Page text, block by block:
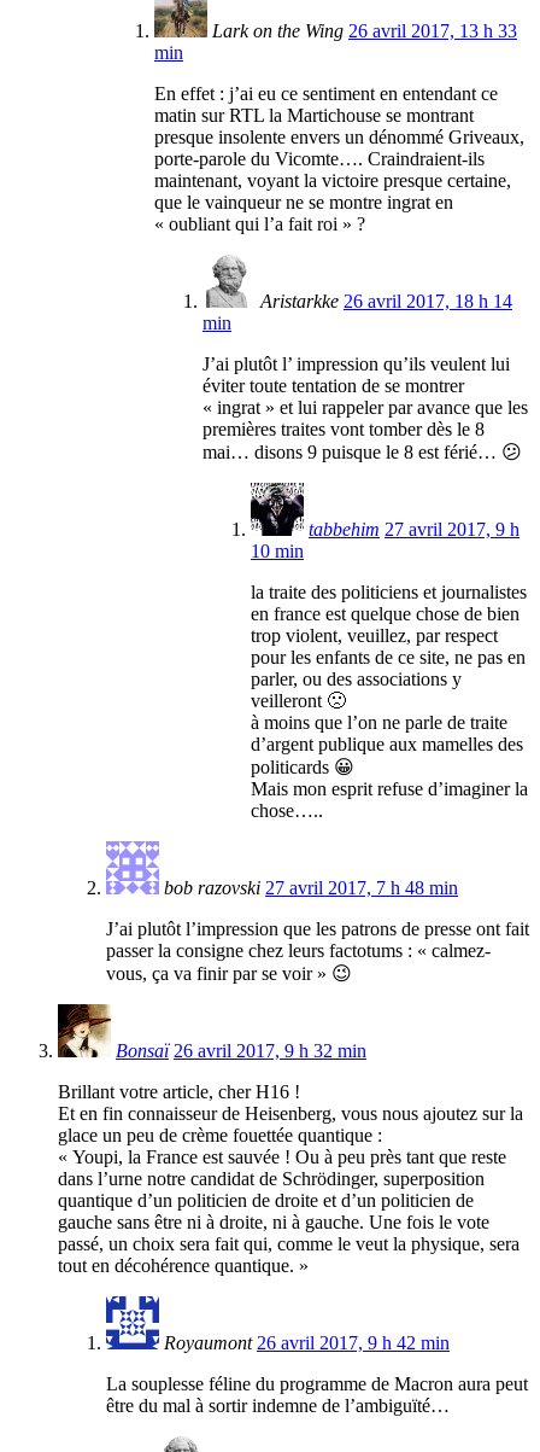
Lark on the Wing 26 avril 2017, 13 h 33
min
En effet : j’ai eu ce sentiment en entendant ce
matin sur RTL la Martichouse se montrant
presque insolente envers un dénommé Griveaux,
porte-parole du Vicomte…. Craindraient-ils
maintenant, voyant la victoire presque certaine,
que le vainqueur ne se montre ingrat en
« oubliant qui l’a fait roi » ?
Aristarkke 26 avril 2017, 18 h 14
min
J’ai plutôt l’ impression qu’ils veulent lui
éviter toute tentation de se montrer
« ingrat » et lui rappeler par avance que les
premières traites vont tomber dès le 8
mai… disons 9 puisque le 8 est férié… 😕
tabbehim 27 avril 2017, 9 h
10 min
la traite des politiciens et journalistes
en france est quelque chose de bien
trop violent, veuillez, par respect
pour les enfants de ce site, ne pas en
parler, ou des associations y
veilleront 🙁
à moins que l’on ne parle de traite
d’argent publique aux mamelles des
politicards 😀
Mais mon esprit refuse d’imaginer la
chose…..
bob razovski 27 avril 2017, 7 h 48 min
J’ai plutôt l’impression que les patrons de presse ont fait
passer la consigne chez leurs factotums : « calmez-
vous, ça va finir par se voir » 😉
Bonsaï 26 avril 2017, 9 h 32 min
Brillant votre article, cher H16 !
Et en fin connaisseur de Heisenberg, vous nous ajoutez sur la
glace un peu de crème fouettée quantique :
« Youpi, la France est sauvée ! Ou à peu près tant que reste
dans l’urne notre candidat de Schrödinger, superposition
quantique d’un politicien de droite et d’un politicien de
gauche sans être ni à droite, ni à gauche. Une fois le vote
passé, un choix sera fait qui, comme le veut la physique, sera
tout en décohérence quantique. »
Royaumont 26 avril 2017, 9 h 42 min
La souplesse féline du programme de Macron aura peut
être du mal à sortir indemne de l’ambiguïté…